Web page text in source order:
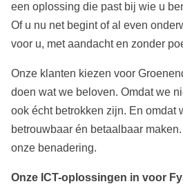
een oplossing die past bij wie u
Of u nu net begint of al even
voor u, met aandacht en zonder
Onze klanten kiezen voor
doen wat we beloven. Omdat we
ook écht betrokken zijn. En omdat
betrouwbaar én betaalbaar
onze benadering.
Onze ICT-oplossingen in voor